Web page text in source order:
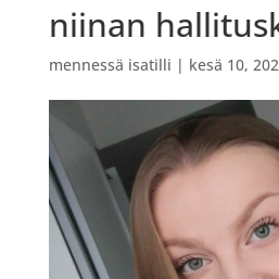
niinan
mennessä isatilli | kesä 10,